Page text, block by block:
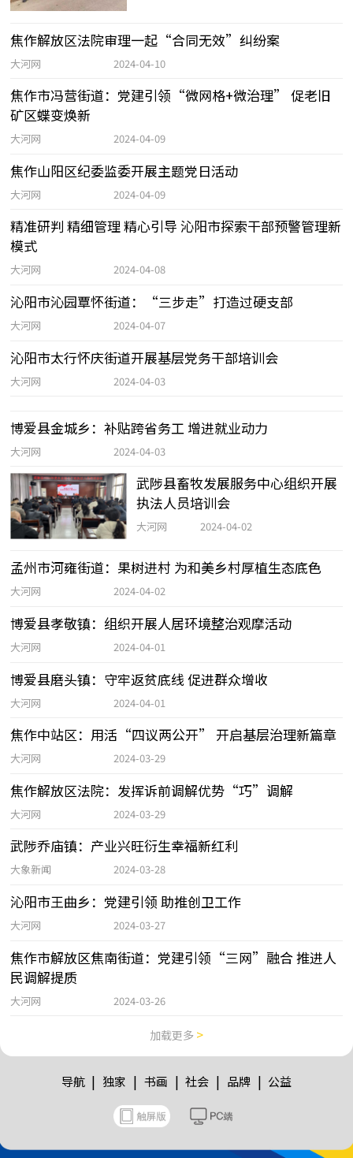
焦作解放区法院审理一起“合同无效”纠纷案
大河网 2024-04-10
焦作市冯营街道：党建引领“微网格+微治理” 促老旧
矿区蝶变焕新
大河网 2024-04-09
焦作山阳区纪委监委开展主题党日活动
大河网 2024-04-09
精准研判 精细管理 精心引导 沁阳市探索干部预警管理新
模式
大河网 2024-04-08
沁阳市沁园覃怀街道：“三步走”打造过硬支部
大河网 2024-04-07
沁阳市太行怀庆街道开展基层党务干部培训会
大河网 2024-04-03
博爱县金城乡：补贴跨省务工 增进就业动力
大河网 2024-04-03
武陟县畜牧发展服务中心组织开展
执法人员培训会
大河网 2024-04-02
孟州市河雍街道：果树进村 为和美乡村厚植生态底色
大河网 2024-04-02
博爱县孝敬镇：组织开展人居环境整治观摩活动
大河网 2024-04-01
博爱县磨头镇：守牢返贫底线 促进群众增收
大河网 2024-04-01
焦作中站区：用活“四议两公开” 开启基层治理新篇章
大河网 2024-03-29
焦作解放区法院：发挥诉前调解优势“巧”调解
大河网 2024-03-29
武陟乔庙镇：产业兴旺衍生幸福新红利
大象新闻 2024-03-28
沁阳市王曲乡：党建引领 助推创卫工作
大河网 2024-03-27
焦作市解放区焦南街道：党建引领“三网”融合 推进人
民调解提质
大河网 2024-03-26
加载更多 >
导航 | 独家 | 书画 | 社会 | 品牌 | 公益